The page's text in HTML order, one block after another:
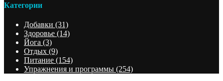
Категории
Добавки (31)
Здоровье (14)
Йога (3)
Отдых (9)
Питание (154)
Упражнения и программы (254)